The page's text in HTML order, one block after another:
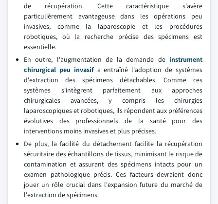
de récupération. Cette caractéristique s'avère
particulièrement avantageuse dans les opérations peu
invasives, comme la laparoscopie et les procédures
robotiques, où la recherche précise des spécimens est
essentielle.
En outre, l'augmentation de la demande de instrument
chirurgical peu invasifa entraîné l'adoption de systèmes
d'extraction des spécimens détachables. Comme ces
systèmes s'intègrent parfaitement aux approches
chirurgicales avancées, y compris les chirurgies
laparoscopiques et robotiques, ils répondent aux préférences
évolutives des professionnels de la santé pour des
interventions moins invasives et plus précises.
De plus, la facilité du détachement facilite la récupération
sécuritaire des échantillons de tissus, minimisant le risque de
contamination et assurant des spécimens intacts pour un
examen pathologique précis. Ces facteurs devraient donc
jouer un rôle crucial dans l'expansion future du marché de
l'extraction de spécimens.